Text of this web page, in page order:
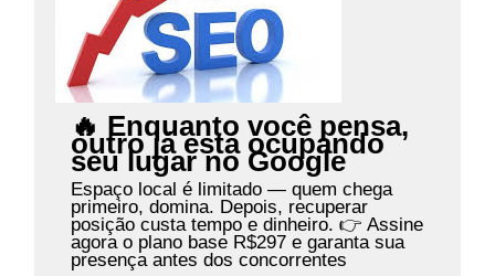
🔥 Enquanto você pensa,
outro já está ocupando
seu lugar no Google
Espaço local é limitado — quem chega
primeiro, domina. Depois, recuperar
posição custa tempo e dinheiro. 👉 Assine
agora o plano base R$297 e garanta sua
presença antes dos concorrentes